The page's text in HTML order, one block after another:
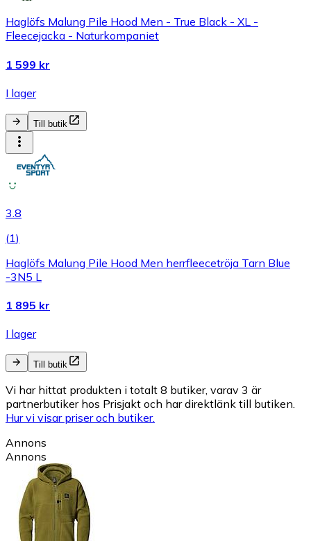
Haglöfs Malung Pile Hood Men - True Black - XL -
Fleecejacka - Naturkompaniet
1 599 kr
I lager
Till butik
3.8
(1)
Haglöfs Malung Pile Hood Men herrfleecetröja Tarn Blue
-3N5 L
1 895 kr
I lager
Till butik
Vi har hittat produkten i totalt 8 butiker, varav 3 är
partnerbutiker hos Prisjakt och har direktlänk till butiken.
Hur vi visar priser och butiker.
Annons
Annons